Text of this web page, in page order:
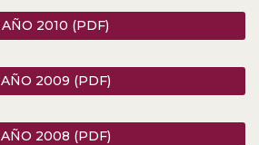
AÑO 2010 (PDF)
AÑO 2009 (PDF)
AÑO 2008 (PDF)